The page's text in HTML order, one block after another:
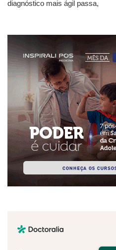
diagnóstico mais ágil passa,